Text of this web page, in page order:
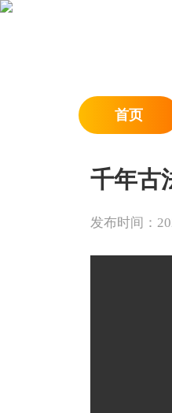
首页
千年古
发布时间：